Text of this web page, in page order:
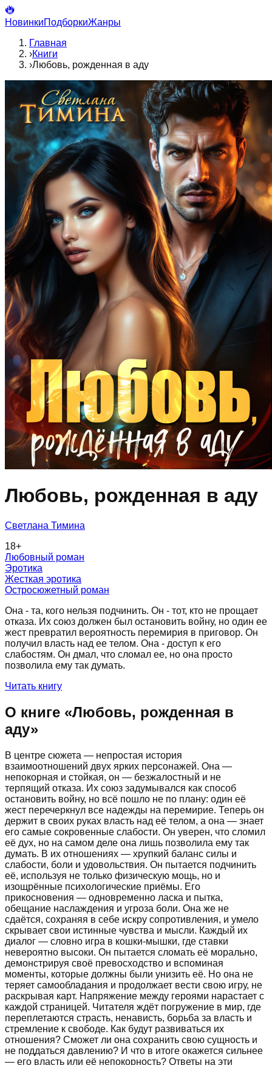
НовинкиПодборкиЖанры
Главная
›Книги
›Любовь, рожденная в аду
Любовь, рожденная в аду
Светлана Тимина
18+
Любовный роман
Эротика
Жесткая эротика
Остросюжетный роман
Она - та, кого нельзя подчинить. Он - тот, кто не прощает
отказа. Их союз должен был остановить войну, но один ее
жест превратил вероятность перемирия в приговор. Он
получил власть над ее телом. Она - доступ к его
слабостям. Он дмал, что сломал ее, но она просто
позволила ему так думать.
Читать книгу
О книге «Любовь, рожденная в
аду»
В центре сюжета — непростая история
взаимоотношений двух ярких персонажей. Она —
непокорная и стойкая, он — безжалостный и не
терпящий отказа. Их союз задумывался как способ
остановить войну, но всё пошло не по плану: один её
жест перечеркнул все надежды на перемирие. Теперь он
держит в своих руках власть над её телом, а она — знает
его самые сокровенные слабости. Он уверен, что сломил
её дух, но на самом деле она лишь позволила ему так
думать. В их отношениях — хрупкий баланс силы и
слабости, боли и удовольствия. Он пытается подчинить
её, используя не только физическую мощь, но и
изощрённые психологические приёмы. Его
прикосновения — одновременно ласка и пытка,
обещание наслаждения и угроза боли. Она же не
сдаётся, сохраняя в себе искру сопротивления, и умело
скрывает свои истинные чувства и мысли. Каждый их
диалог — словно игра в кошки-мышки, где ставки
невероятно высоки. Он пытается сломать её морально,
демонстрируя своё превосходство и вспоминая
моменты, которые должны были унизить её. Но она не
теряет самообладания и продолжает вести свою игру, не
раскрывая карт. Напряжение между героями нарастает с
каждой страницей. Читателя ждёт погружение в мир, где
переплетаются страсть, ненависть, борьба за власть и
стремление к свободе. Как будут развиваться их
отношения? Сможет ли она сохранить свою сущность и
не поддаться давлению? И что в итоге окажется сильнее
— его власть или её непокорность? Ответы на эти